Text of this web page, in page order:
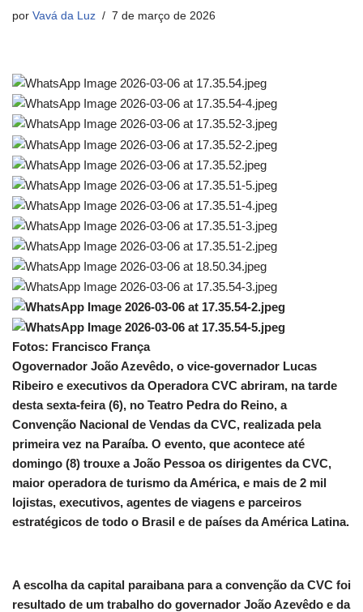
por Vavá da Luz 7 de março de 2026
Fotos: Francisco França
Ogovernador João Azevêdo, o vice-governador Lucas
Ribeiro e executivos da Operadora CVC abriram, na tarde
desta sexta-feira (6), no Teatro Pedra do Reino, a
Convenção Nacional de Vendas da CVC, realizada pela
primeira vez na Paraíba. O evento, que acontece até
domingo (8) trouxe a João Pessoa os dirigentes da CVC,
maior operadora de turismo da América, e mais de 2 mil
lojistas, executivos, agentes de viagens e parceiros
estratégicos de todo o Brasil e de países da América Latina.
A escolha da capital paraibana para a convenção da CVC foi
resultado de um trabalho do governador João Azevêdo e da